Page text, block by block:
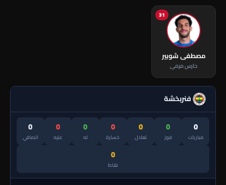
31
مصطفى شوبير
حارس مرمى
فنربخشة
0
مباريات
0
فوز
0
تعادل
0
خسارة
0
له
0
عليه
0
الصافي
0
نقاط